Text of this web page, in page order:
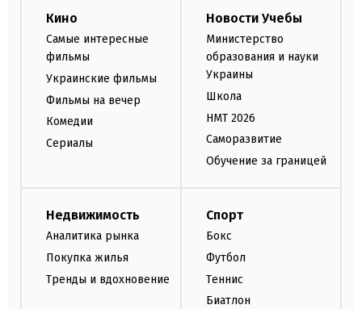
Кино
Самые интересные
фильмы
Украинские фильмы
Фильмы на вечер
Комедии
Сериалы
Новости Учебы
Министерство
образования и науки
Украины
Школа
НМТ 2026
Саморазвитие
Обучение за границей
Недвижимость
Аналитика рынка
Покупка жилья
Тренды и вдохновение
Спорт
Бокс
Футбол
Теннис
Биатлон